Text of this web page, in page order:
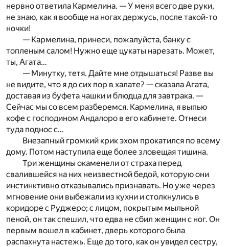
нервно ответила Кармелина. — У меня всего две руки,
не знаю, как я вообще на ногах держусь, после такой-то
ночки!
— Кармелина, принеси, пожалуйста, банку с
топленым салом! Нужно еще цукаты нарезать. Может,
ты, Агата…
— Минутку, тетя. Дайте мне отдышаться! Разве вы
не видите, что я до сих пор в халате? — сказала Агата,
доставая из буфета чашки и блюдца для завтрака. —
Сейчас мы со всем разберемся. Кармелина, я выпью
кофе с господином Андалоро в его кабинете. Отнеси
туда поднос с…
Внезапный громкий крик эхом прокатился по всему
дому. Потом наступила еще более зловещая тишина.
Три женщины окаменели от страха перед
свалившейся на них неизвестной бедой, которую они
инстинктивно отказывались признавать. Но уже через
мгновение они выбежали из кухни и столкнулись в
коридоре с Руджеро; с лицом, покрытым мыльной
пеной, он так спешил, что едва не сбил женщин с ног. Он
первым вошел в кабинет, дверь которого была
распахнута настежь. Еще до того, как он увидел сестру,